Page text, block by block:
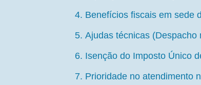
Benefícios fiscais em sede
Ajudas técnicas (Despacho
Isenção do Imposto Único
Prioridade no atendimento